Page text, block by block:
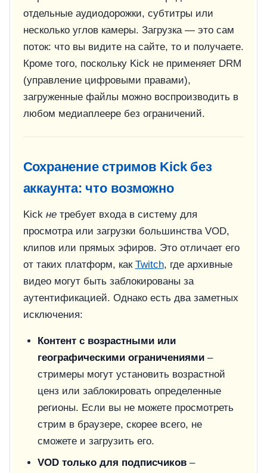
отдельные аудиодорожки, субтитры или
несколько углов камеры. Загрузка — это сам
поток: что вы видите на сайте, то и получаете.
Кроме того, поскольку Kick не применяет DRM
(управление цифровыми правами),
загруженные файлы можно воспроизводить в
любом медиаплеере без ограничений.
Сохранение стримов Kick без
аккаунта: что возможно
Kick нетребует входа в систему для
просмотра или загрузки большинства VOD,
клипов или прямых эфиров. Это отличает его
от таких платформ, как Twitch, где архивные
видео могут быть заблокированы за
аутентификацией. Однако есть два заметных
исключения:
Контент с возрастными или
географическими ограничениями–
стримеры могут установить возрастной
ценз или заблокировать определенные
регионы. Если вы не можете просмотреть
стрим в браузере, скорее всего, не
сможете и загрузить его.
VOD только для подписчиков–